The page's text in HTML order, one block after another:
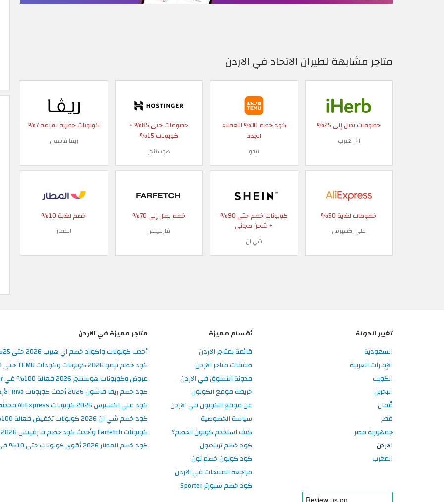
متاجر مشابهة لطيران الاتحاد في الاردن
خصومات تصل إلى 25%
اي هيرب
كود خصم 30% للعملاء
الجدد
تيمو
خصومات حتى 85% +
كوبونات 15%
هوستنجر
كوبونات حصرية بقيمة 7%
ريفا فاشون
خصومات لغاية 50%
علي اكسبرس
كوبونات خصم حتى 90%
+ شحن مجاني
شي ان
خصم يصل إلى 70%
فارفيتش
خصم لغاية 10%
المطار
تغيير الدولة
السعودية
الإمارات العربية
الكويت
البحرين
عُمان
قطر
جمهورية مصر
الاردن
المغرب
أقسام مميزة
قائمة بمتاجر الاردن
صفقات متاجر الاردن
مدونة التسوق في الاردن
خريطة موقع الكوبون
عن موقع الكوبون في الاردن
سياسة الخصوصية
كيف استخدم كوبون الخصم؟
كود خصم ترينديول
كود كوبون خصم نون
مراجعة المنتجات في الاردن
كود خصم سبورتر Sporter
متاجر مميزة في الاردن
أحدث كوبونات واكواد خصم اي هيرب 2026 حتى 25% في iHerb الأردن
كود خصم تيمو 2026 كوبونات وكودات TEMU حتى 90% على الطلبات
عروض وكوبونات هوستنجر 2026 فعالة 100% في Hostinger الأردن
كود خصم ريفا فاشون 2026 أحدث كوبونات Riva الأردن حتى 50%
كود علي اكسبرس 2026 كوبونات AliExpress محدثة وفعالة حتى 50%
كود خصم شي ان 2026 كوبونات تخفيض فعالة 100% في SHEIN الأردن
كوبونات Farfetch وأحدث كود خصم فارفيتش 2026
كود خصم المطار 2026 أقوى كوبونات حتى 10% في تطبيق Almatar